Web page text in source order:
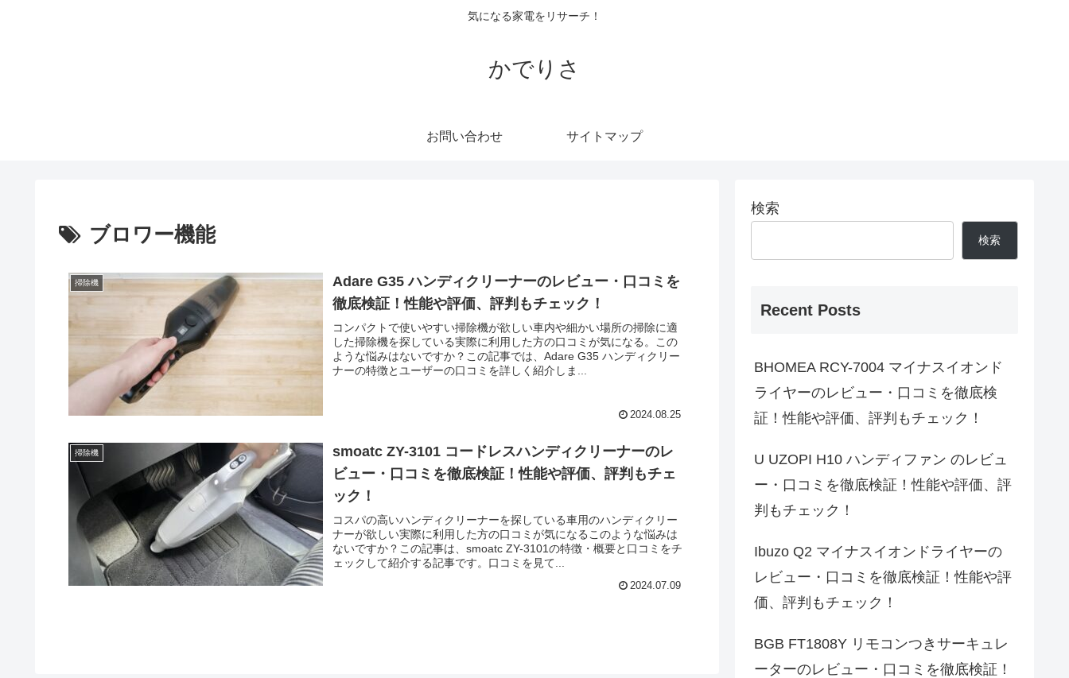
気になる家電をリサーチ！
かでりさ
お問い合わせ サイトマップ
ブロワー機能
掃除機
Adare G35 ハンディクリーナーのレビュー・口コミを
徹底検証！性能や評価、評判もチェック！
コンパクトで使いやすい掃除機が欲しい車内や細かい場所の掃除に適
した掃除機を探している実際に利用した方の口コミが気になる。この
ような悩みはないですか？この記事では、Adare G35 ハンディクリー
ナーの特徴とユーザーの口コミを詳しく紹介しま...
2024.08.25
掃除機
smoatc ZY-3101 コードレスハンディクリーナーのレ
ビュー・口コミを徹底検証！性能や評価、評判もチェ
ック！
コスパの高いハンディクリーナーを探している車用のハンディクリー
ナーが欲しい実際に利用した方の口コミが気になるこのような悩みは
ないですか？この記事は、smoatc ZY-3101の特徴・概要と口コミをチ
ェックして紹介する記事です。口コミを見て...
2024.07.09
検索
検索
Recent Posts
BHOMEA RCY-7004 マイナスイオンド
ライヤーのレビュー・口コミを徹底検
証！性能や評価、評判もチェック！
U UZOPI H10 ハンディファン のレビュ
ー・口コミを徹底検証！性能や評価、評
判もチェック！
Ibuzo Q2 マイナスイオンドライヤーの
レビュー・口コミを徹底検証！性能や評
価、評判もチェック！
BGB FT1808Y リモコンつきサーキュレ
ーターのレビュー・口コミを徹底検証！